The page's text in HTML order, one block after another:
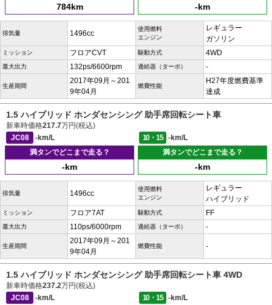
784km -km
排気量 1496cc
使用燃料
エンジン
レギュラー
ガソリン
ミッション フロアCVT 駆動方式 4WD
最大出力 132ps/6600rpm 過給器（ターボ） -
生産期間
2017年09月～201
9年04月
燃費性能
H27年度燃費基準
達成
1.5 ハイブリッド ホンダセンシング 助手席回転シート車
新車時価格217.7万円(税込)
JC08
-km/L 10・15
-km/L
満タンでどこまで走る？
-km
満タンでどこまで走る？
-km
排気量 1496cc
使用燃料
エンジン
レギュラー
ハイブリッド
ミッション フロア7AT 駆動方式 FF
最大出力 110ps/6000rpm 過給器（ターボ） -
生産期間
2017年09月～201
9年04月
燃費性能 -
1.5 ハイブリッド ホンダセンシング 助手席回転シート車 4WD
新車時価格237.2万円(税込)
JC08
-km/L 10・15 -km/L